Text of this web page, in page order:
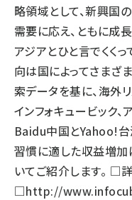
略領域として、新興国
需要に応え、ともに成
アジアとひと言でくく
向は国によってさまざ
索データを基に、海外
インフォキュービック
Baidu中国とYahoo!台
習慣に適した収益増
いてご紹介します。 □
□http://